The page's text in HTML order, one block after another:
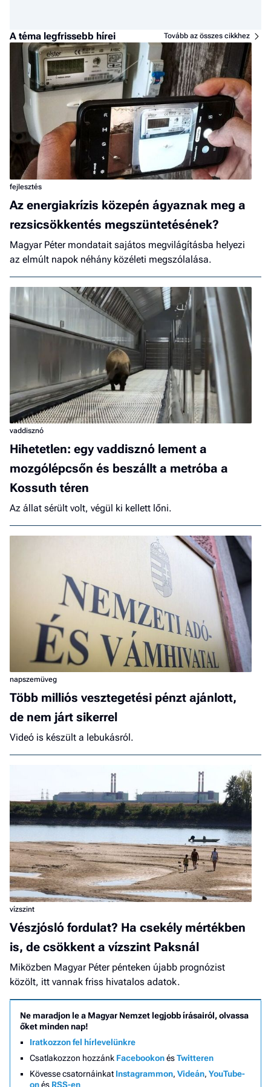
A téma legfrissebb hírei Tovább az összes cikkhez
fejlesztés
Az energiakrízis közepén ágyaznak meg a
rezsicsökkentés megszüntetésének?
Magyar Péter mondatait sajátos megvilágításba helyezi
az elmúlt napok néhány közéleti megszólalása.
vaddisznó
Hihetetlen: egy vaddisznó lement a
mozgólépcsőn és beszállt a metróba a
Kossuth téren
Az állat sérült volt, végül ki kellett lőni.
napszemüveg
Több milliós vesztegetési pénzt ajánlott,
de nem járt sikerrel
Videó is készült a lebukásról.
vízszint
Vészjósló fordulat? Ha csekély mértékben
is, de csökkent a vízszint Paksnál
Miközben Magyar Péter pénteken újabb prognózist
közölt, itt vannak friss hivatalos adatok.
Ne maradjon le a Magyar Nemzet legjobb írásairól, olvassa
őket minden nap!
Iratkozzon fel hírlevelünkre
Csatlakozzon hozzánk FacebookonésTwitteren
Kövesse csatornáinkat Instagrammon, Videán, YouTube-
onés RSS-en